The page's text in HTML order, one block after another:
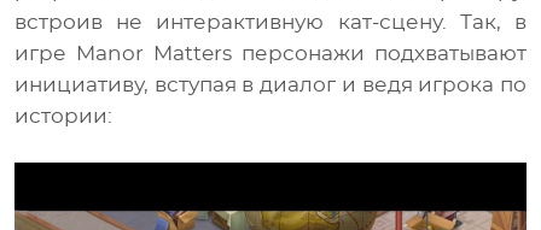
встроив не интерактивную кат-сцену. Так, в
игре Manor Matters персонажи подхватывают
инициативу, вступая в диалог и ведя игрока по
истории: